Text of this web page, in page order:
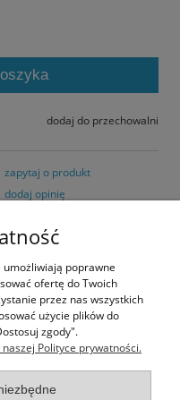
dodaj do przechowalni
zapytaj o produkt
dodaj opinię
umożliwiają poprawne
ofertę do Twoich
przez nas wszystkich
użycie plików do
zgody".
Polityce prywatności.